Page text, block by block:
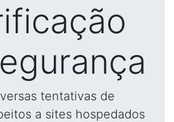
tentativas de
a sites hospedados